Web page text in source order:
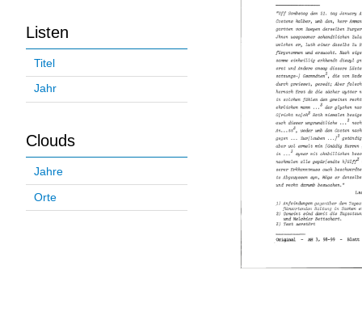
Listen
Titel
Jahr
Clouds
Jahre
Orte